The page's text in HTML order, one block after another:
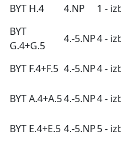
BYT H.4 4.NP 1 -
BYT
G.4+G.5
4.-5.NP4-
BYT F.4+F.5 4.-5.NP4-
BYT A.4+A.54.-5.NP4-
BYT E.4+E.5 4.-5.NP5-